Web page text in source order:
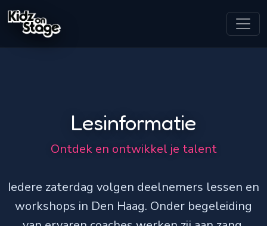
Lesinformatie
Ontdek en ontwikkel je talent
Iedere zaterdag volgen deelnemers lessen en
workshops in Den Haag. Onder begeleiding